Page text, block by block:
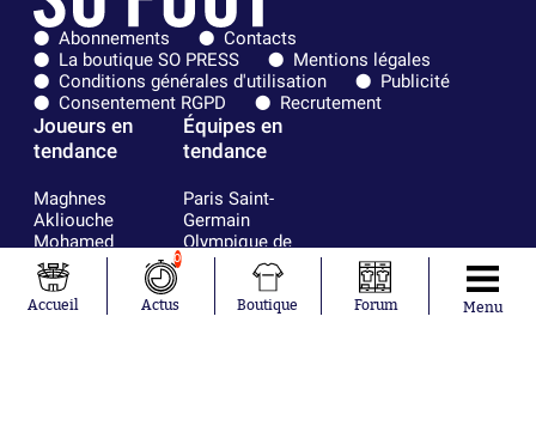
Abonnements
Contacts
La boutique SO PRESS
Mentions légales
Conditions générales d'utilisation
Publicité
Consentement RGPD
Recrutement
Joueurs en
tendance
Maghnes
Akliouche
Mohamed
Salah
Lionel Messi
Ferrán Torres
Équipes en
tendance
Paris Saint-
Germain
Olympique de
Marseille
Real Madrid
Accueil
0
Actus Boutique Forum Menu